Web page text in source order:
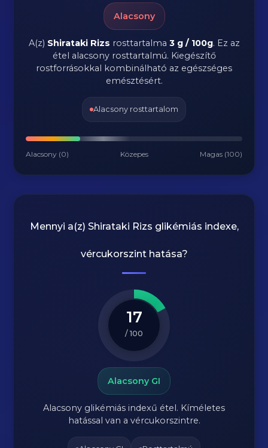
Alacsony
A(z) Shirataki Rizs rosttartalma 3 g / 100g. Ez az
étel alacsony rosttartalmú. Kiegészítő
rostforrásokkal kombinálható az egészséges
emésztésért.
Alacsony rosttartalom
Alacsony (0) Közepes Magas (100)
Mennyi a(z) Shirataki Rizs glikémiás indexe,
vércukorszint hatása?
17
/ 100
Alacsony GI
Alacsony glikémiás indexű étel. Kíméletes
hatással van a vércukorszintre.